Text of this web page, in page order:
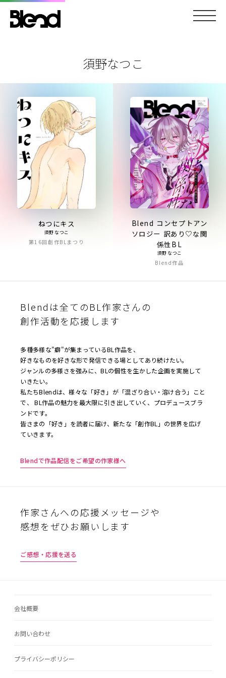
須野なつこ
ねつにキス
須野なつこ
第16回創作BLまつり
Blend コンセプトアン
ソロジー 訳あり♡な関
係性BL
須野なつこ
Blend作品
Blendは全てのBL作家さんの
創作活動を応援します
多種多様な"癖"が集まっているBL作品を、
好きなものを好きな形で発信できる場としてあり続けたい。
ジャンルの多様さを強みに、BLの個性を生かした企画を実施して
いきたい。
私たちBlendは、様々な「好き」が「混ざり合い・溶け合う」こと
で、 BL作品の魅力を最大限に引き出していく、プロデュースブラ
ンドです。
皆さまの「好き」を読者に届け、新たな「創作BL」の世界を広げ
ていきます。
Blendで作品配信をご希望の作家様へ
作家さんへの応援メッセージや
感想をぜひお願いします
ご感想・応援を送る
会社概要
お問い合わせ
プライバシーポリシー